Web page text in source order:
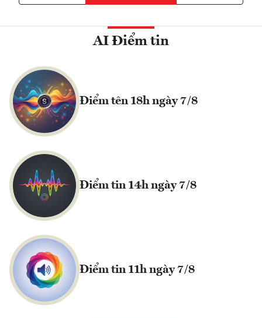
AI Điểm tin
Điểm tên 18h ngày 7/8
Điểm tin 14h ngày 7/8
Điểm tin 11h ngày 7/8